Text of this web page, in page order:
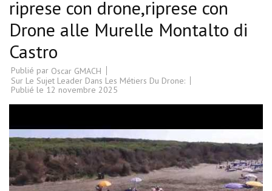
riprese con drone,riprese con
Drone alle Murelle Montalto di
Castro
Publié par Oscar GMACH
Sur Le Sujet Leader Dans Les Métiers Du Drone:
Publié le 12 novembre 2025